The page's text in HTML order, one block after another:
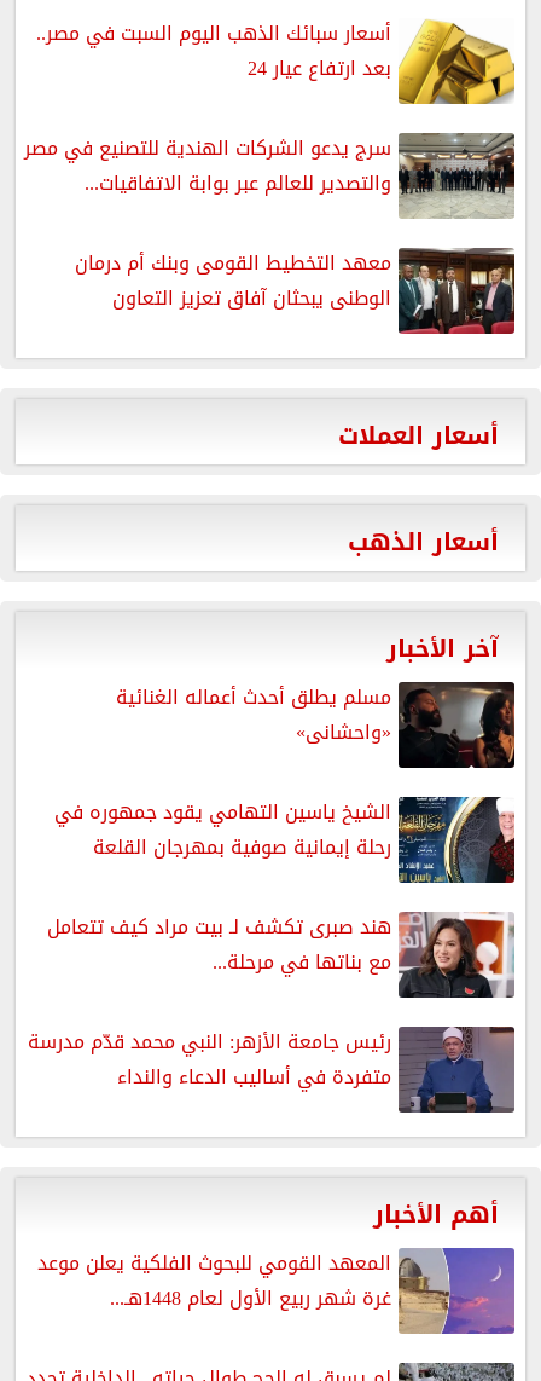
أسعار سبائك الذهب اليوم السبت في مصر..
بعد ارتفاع عيار 24
سرج يدعو الشركات الهندية للتصنيع في مصر
والتصدير للعالم عبر بوابة الاتفاقيات...
معهد التخطيط القومى وبنك أم درمان
الوطنى يبحثان آفاق تعزيز التعاون
أسعار العملات
أسعار الذهب
آخر الأخبار
مسلم يطلق أحدث أعماله الغنائية
«واحشانى»
الشيخ ياسين التهامي يقود جمهوره في
رحلة إيمانية صوفية بمهرجان القلعة
هند صبرى تكشف لـ بيت مراد كيف تتعامل
مع بناتها في مرحلة...
رئيس جامعة الأزهر: النبي محمد قدّم مدرسة
متفردة في أساليب الدعاء والنداء
أهم الأخبار
المعهد القومي للبحوث الفلكية يعلن موعد
غرة شهر ربيع الأول لعام 1448هـ...